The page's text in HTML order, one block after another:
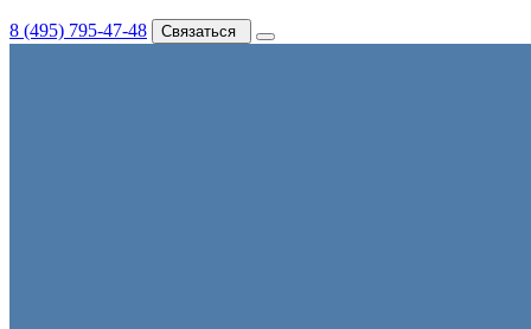
8 (495) 795-47-48 Связаться